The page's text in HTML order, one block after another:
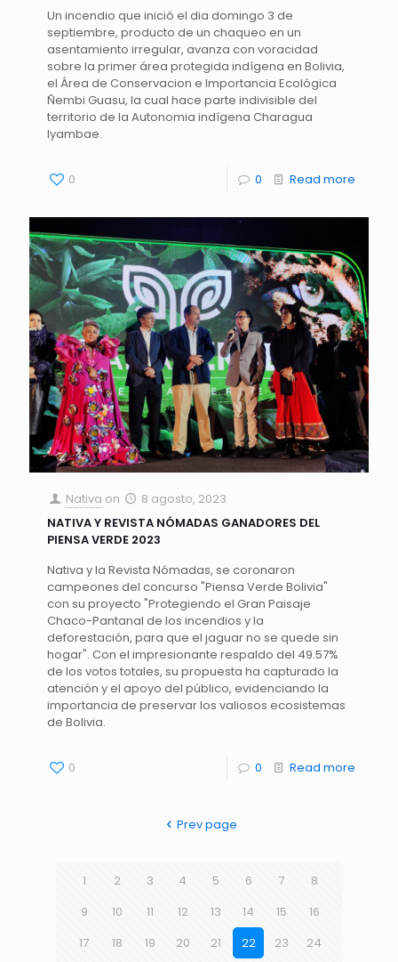
Un incendio que inició el dia domingo 3 de
septiembre, producto de un chaqueo en un
asentamiento irregular, avanza con voracidad
sobre la primer área protegida indígena en Bolivia,
el Área de Conservacion e Importancia Ecológica
Ñembi Guasu, la cual hace parte indivisible del
territorio de la Autonomia indígena Charagua
Iyambae.
0 0 Read more
Nativa on
8 agosto, 2023
NATIVA Y REVISTA NÓMADAS GANADORES DEL
PIENSA VERDE 2023
Nativa y la Revista Nómadas, se coronaron
campeones del concurso "Piensa Verde Bolivia"
con su proyecto "Protegiendo el Gran Paisaje
Chaco-Pantanal de los incendios y la
deforestación, para que el jaguar no se quede sin
hogar". Con el impresionante respaldo del 49.57%
de los votos totales, su propuesta ha capturado la
atención y el apoyo del público, evidenciando la
importancia de preservar los valiosos ecosistemas
de Bolivia.
0 0 Read more
Prev page
1 2 3 4 5 6 7
8
9
10 11 12 13 14 15
16
17
18 19 20 21 22 23 24